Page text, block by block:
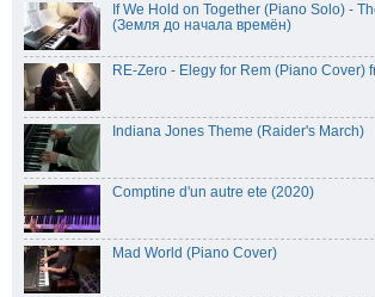
If We Hold on Together (Piano Solo) -
(Земля до начала времён)
RE-Zero - Elegy for Rem (Piano Cover)
Indiana Jones Theme (Raider's March)
Comptine d'un autre ete (2020)
Mad World (Piano Cover)